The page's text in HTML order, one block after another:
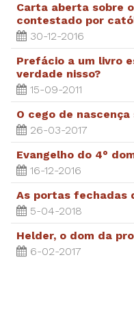
Carta aberta sobre
contestado por
30-12-2016
Prefácio a um livro
verdade nisso?
15-09-2011
O cego de nascença
26-03-2017
Evangelho do 4°
16-12-2016
As portas fechadas
5-04-2018
Helder, o dom da
6-02-2017